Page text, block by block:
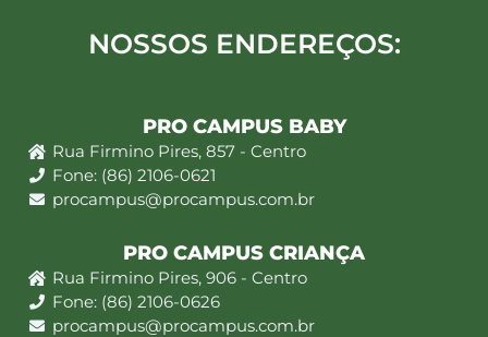
NOSSOS ENDEREÇOS:
PRO CAMPUS BABY
Rua Firmino Pires, 857 - Centro
Fone: (86) 2106-0621
procampus@procampus.com.br
PRO CAMPUS CRIANÇA
Rua Firmino Pires, 906 - Centro
Fone: (86) 2106-0626
procampus@procampus.com.br